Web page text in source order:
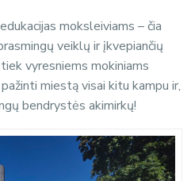
moksleiviams – čia
veiklų ir įkvepiančių
vyresniems mokiniams
miestą visai kitu kampu ir,
bendrystės akimirkų!